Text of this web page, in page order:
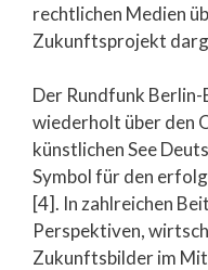
rechtlichen Medien
Zukunftsprojekt
Der Rundfunk
wiederholt über den
künstlichen See
Symbol für den
[4]. In zahlreichen
Perspektiven,
Zukunftsbilder im